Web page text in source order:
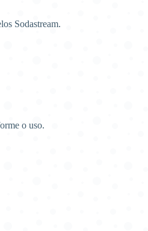
Sodastream.
o uso.